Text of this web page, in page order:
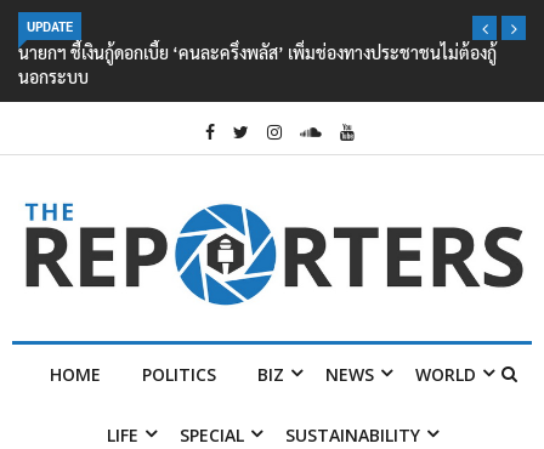
UPDATE
นายกฯ ชี้เงินกู้ดอกเบี้ย ‘คนละครึ่งพลัส’ เพิ่มช่องทางประชาชนไม่ต้องกู้
นอกระบบ
HOME POLITICS BIZ NEWS WORLD
LIFE SPECIAL SUSTAINABILITY